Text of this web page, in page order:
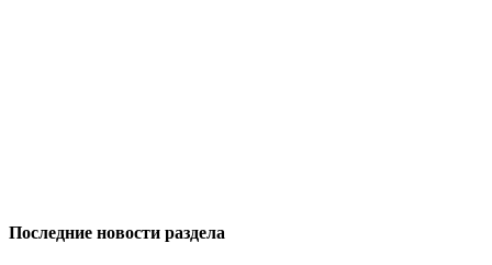
Последние новости раздела